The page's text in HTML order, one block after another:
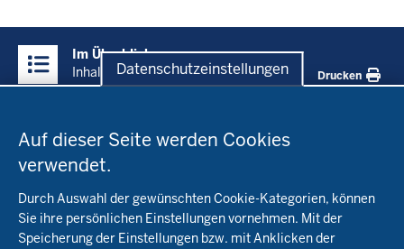
Datenschutzeinstellungen
Auf dieser Seite werden Cookies
verwendet.
Durch Auswahl der gewünschten Cookie-Kategorien, können
Sie ihre persönlichen Einstellungen vornehmen. Mit der
Speicherung der Einstellungen bzw. mit Anklicken der
Inhalte
Im Überblick
Inhalt
Drucken
in
der
Fachinfo
Öko-Modellregionen NRW
Pflanzenbau
Beratung